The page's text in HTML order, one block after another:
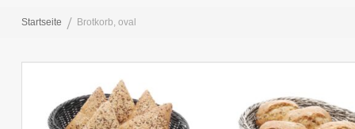
Startseite Brotkorb, oval